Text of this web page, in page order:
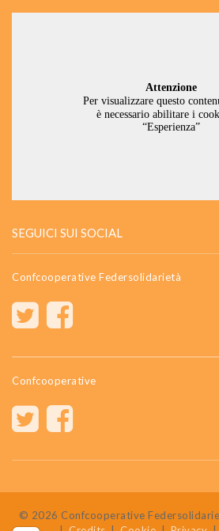
SEGUICI SUI SOCIAL
Confcooperative Federsolidarietà
Confcooperative
© 2026 Confcooperative